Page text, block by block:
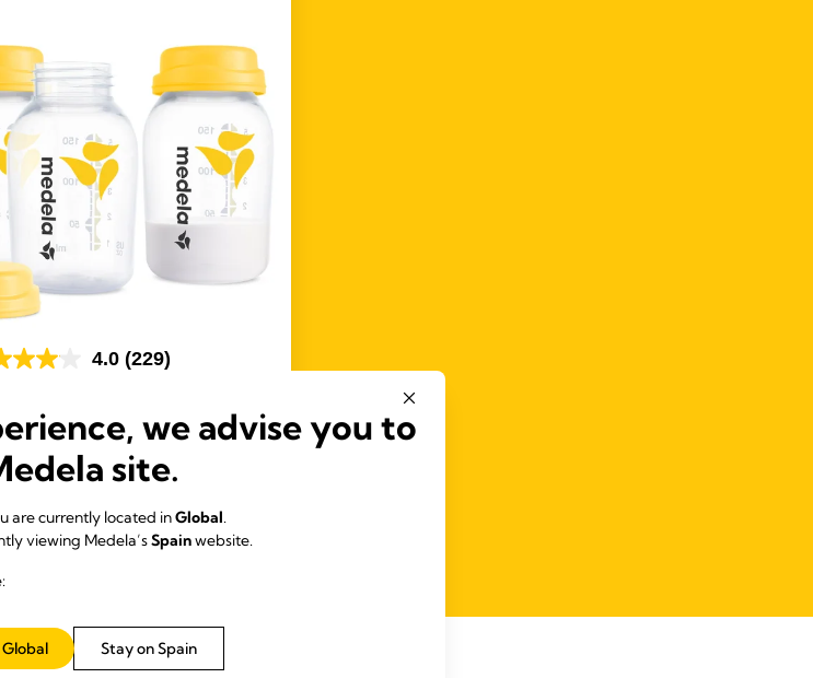
4.0 (229)
leche materna de Medela son un
perfecto para tu experiencia de
lactancia.
we advise you to
site.
are currently located inGlobal.
viewing Medela’sSpainwebsite.
Stay on Spain